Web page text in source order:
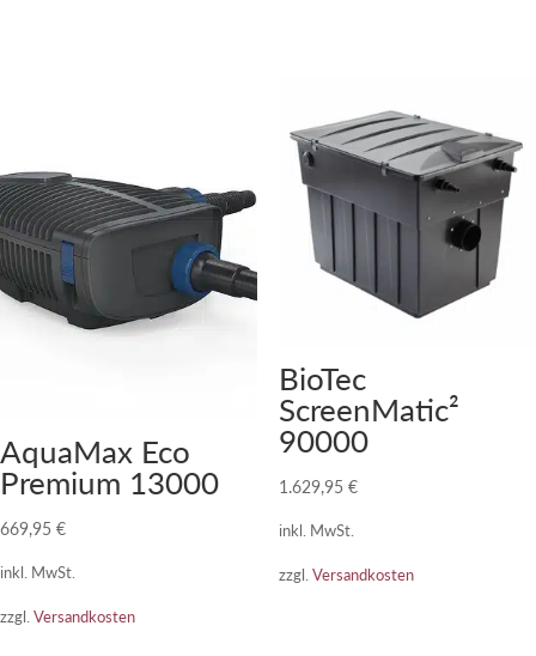
AquaMax Eco
Premium 13000
669,95 €
inkl. MwSt.
zzgl. Versandkosten
BioTec
ScreenMatic²
90000
1.629,95 €
inkl. MwSt.
zzgl. Versandkosten